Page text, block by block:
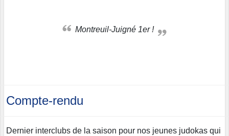
Montreuil-Juigné 1er !
Compte-rendu
Dernier interclubs de la saison pour nos jeunes judokas qui